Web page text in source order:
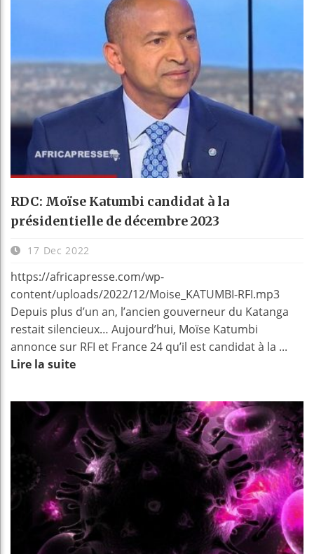
RDC: Moïse Katumbi candidat à la
présidentielle de décembre 2023
17 Dec 2022
https://africapresse.com/wp-
content/uploads/2022/12/Moise_KATUMBI-RFI.mp3
Depuis plus d’un an, l’ancien gouverneur du Katanga
restait silencieux… Aujourd’hui, Moïse Katumbi
annonce sur RFI et France 24 qu’il est candidat à la ...
Lire la suite